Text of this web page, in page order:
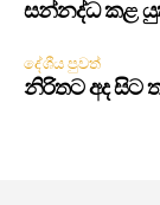
සන්නද්ධ කළ
දේශීය පුවත්
නිරිතට අද සිට